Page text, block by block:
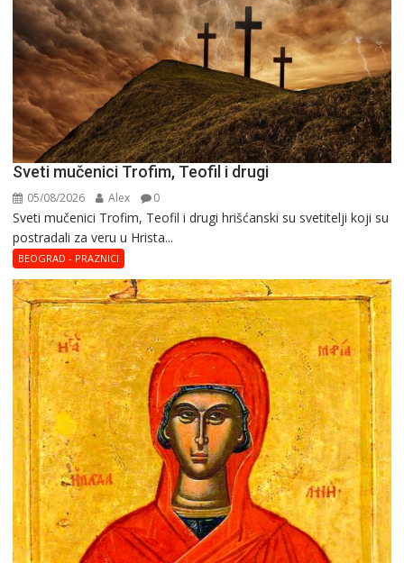
Sveti mučenici Trofim, Teofil i drugi
05/08/2026 Alex 0
Sveti mučenici Trofim, Teofil i drugi hrišćanski su svetitelji koji su
postradali za veru u Hrista...
BEOGRAD - PRAZNICI